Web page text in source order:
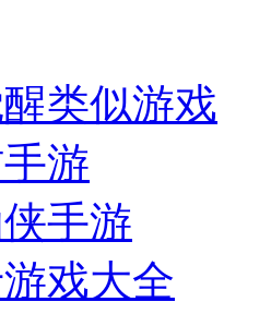
类似游戏
游
手游
戏大全